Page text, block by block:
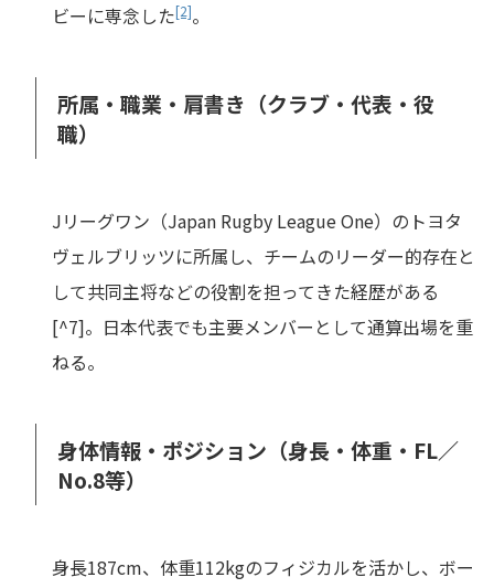
ビーに専念した[2]。
所属・職業・肩書き（クラブ・代表・役
職）
Jリーグワン（Japan Rugby League One）のトヨタ
ヴェルブリッツに所属し、チームのリーダー的存在と
して共同主将などの役割を担ってきた経歴がある
[^7]。日本代表でも主要メンバーとして通算出場を重
ねる。
身体情報・ポジション（身長・体重・FL／
No.8等）
身長187cm、体重112kgのフィジカルを活かし、ボー